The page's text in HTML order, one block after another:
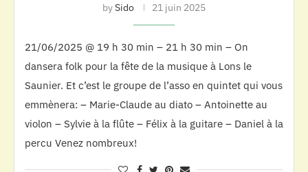
bySido 21 juin 2025
21/06/2025 @ 19 h 30 min – 21 h 30 min – On
dansera folk pour la fête de la musique à Lons le
Saunier. Et c’est le groupe de l’asso en quintet qui vous
emmènera: – Marie-Claude au diato – Antoinette au
violon – Sylvie à la flûte – Félix à la guitare – Daniel à la
percu Venez nombreux!